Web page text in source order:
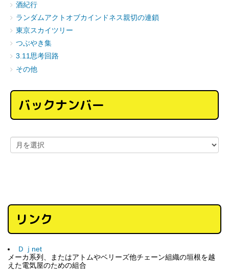
酒紀行
ランダムアクトオブカインドネス親切の連鎖
東京スカイツリー
つぶやき集
3.11思考回路
その他
バックナンバー
リンク
Ｄｊnet
メーカ系列、またはアトムやベリーズ他チェーン組織の垣根を越
えた電気屋のための組合